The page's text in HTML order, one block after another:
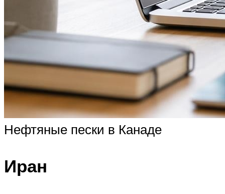
Нефтяные пески в Канаде
Иран